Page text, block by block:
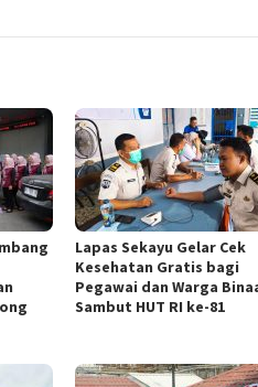
Lapas Sekayu Gelar Cek
Kesehatan Gratis bagi
Pegawai dan Warga
Sambut HUT RI ke-81